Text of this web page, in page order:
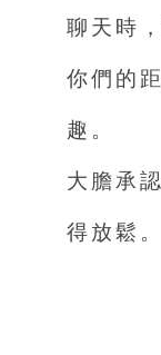
聊天時
你們的
趣。
大膽承
得放鬆。